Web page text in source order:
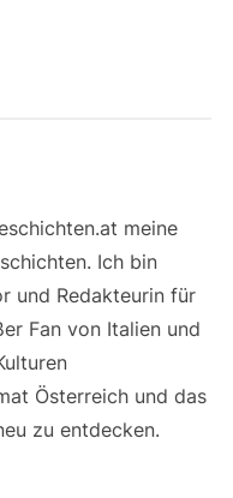
meine
Ich bin
und Redakteurin für
Fan von Italien und
Österreich und das
zu entdecken.